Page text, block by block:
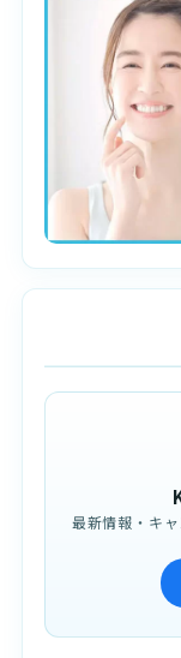
最新情報・キ